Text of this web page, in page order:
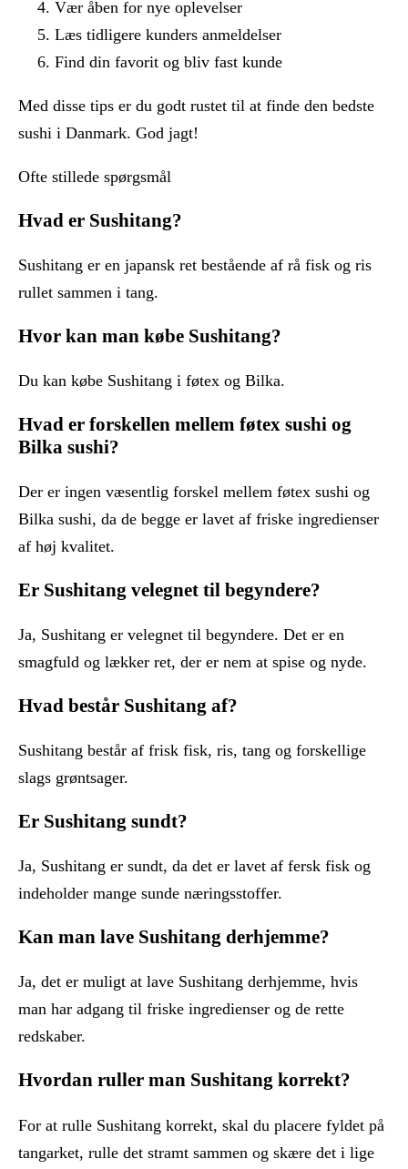
Vær åben for nye oplevelser
Læs tidligere kunders anmeldelser
Find din favorit og bliv fast kunde
Med disse tips er du godt rustet til at finde den bedste
sushi i Danmark. God jagt!
Ofte stillede spørgsmål
Hvad er Sushitang?
Sushitang er en japansk ret bestående af rå fisk og ris
rullet sammen i tang.
Hvor kan man købe Sushitang?
Du kan købe Sushitang i føtex og Bilka.
Hvad er forskellen mellem føtex sushi og
Bilka sushi?
Der er ingen væsentlig forskel mellem føtex sushi og
Bilka sushi, da de begge er lavet af friske ingredienser
af høj kvalitet.
Er Sushitang velegnet til begyndere?
Ja, Sushitang er velegnet til begyndere. Det er en
smagfuld og lækker ret, der er nem at spise og nyde.
Hvad består Sushitang af?
Sushitang består af frisk fisk, ris, tang og forskellige
slags grøntsager.
Er Sushitang sundt?
Ja, Sushitang er sundt, da det er lavet af fersk fisk og
indeholder mange sunde næringsstoffer.
Kan man lave Sushitang derhjemme?
Ja, det er muligt at lave Sushitang derhjemme, hvis
man har adgang til friske ingredienser og de rette
redskaber.
Hvordan ruller man Sushitang korrekt?
For at rulle Sushitang korrekt, skal du placere fyldet på
tangarket, rulle det stramt sammen og skære det i lige